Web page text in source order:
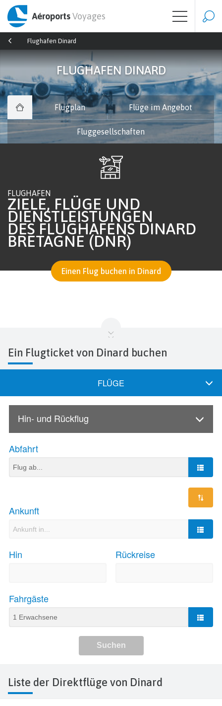
AéroportsVoyages
Flughafen Dinard
FLUGHAFEN DINARD
Flugplan Flüge im Angebot
Fluggesellschaften
FLUGHAFEN
ZIELE, FLÜGE UND
DIENSTLEISTUNGEN
DES FLUGHAFENS DINARD
BRETAGNE (DNR)
Einen Flug buchen in Dinard
Ein Flugticket von Dinard buchen
Liste der Direktflüge von Dinard